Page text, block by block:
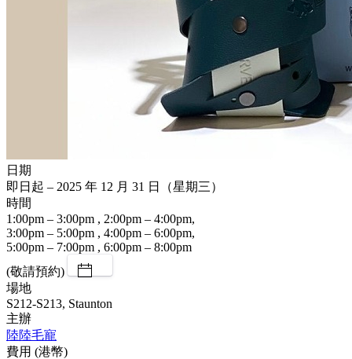
日期
即日起 – 2025 年 12 月 31 日（星期三）
時間
1:00pm – 3:00pm , 2:00pm – 4:00pm,
3:00pm – 5:00pm , 4:00pm – 6:00pm,
5:00pm – 7:00pm , 6:00pm – 8:00pm
(敬請預約)
場地
S212-S213, Staunton
主辦
陸陸毛寵
費用 (港幣)